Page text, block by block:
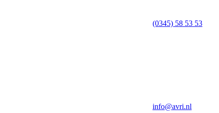
(0345) 58 53 53
info@avri.nl